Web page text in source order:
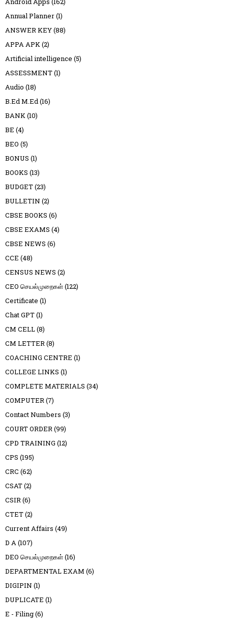
Annual Planner(1)
ANSWER KEY(88)
APPA APK(2)
Artificial intelligence (5)
ASSESSMENT(1)
Audio (18)
B.Ed M.Ed(16)
BANK(10)
BE (4)
BEO (5)
BONUS (1)
BOOKS (13)
BUDGET(23)
BULLETIN (2)
CBSE BOOKS (6)
CBSE EXAMS (4)
CBSE NEWS (6)
CCE (48)
CENSUS NEWS (2)
CEO செயல்முறைகள்(122)
Certificate (1)
Chat GPT(1)
CM CELL(8)
CM LETTER(8)
COACHING CENTRE (1)
COLLEGE LINKS (1)
COMPLETE MATERIALS (34)
COMPUTER(7)
Contact Numbers (3)
COURT ORDER(99)
CPD TRAINING (12)
CPS (195)
CRC (62)
CSAT(2)
CSIR(6)
CTET(2)
Current Affairs (49)
D A(107)
DEO செயல்முறைகள்(16)
DEPARTMENTAL EXAM (6)
DIGIPIN (1)
DUPLICATE (1)
E - Filing(6)